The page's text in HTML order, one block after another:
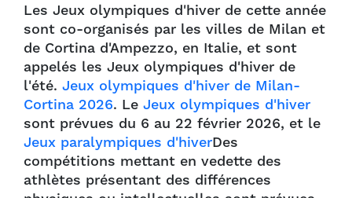
Les Jeux olympiques d'hiver de cette année
sont co-organisés par les villes de Milan et
de Cortina d'Ampezzo, en Italie, et sont
appelés les Jeux olympiques d'hiver de
l'été. Jeux olympiques d'hiver de Milan-
Cortina 2026. Le Jeux olympiques d'hiver
sont prévues du 6 au 22 février 2026, et le
Jeux paralympiques d'hiverDes
compétitions mettant en vedette des
athlètes présentant des différences